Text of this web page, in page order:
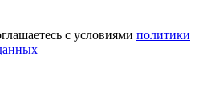
с условиями политики